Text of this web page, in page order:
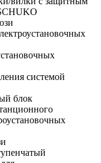
системой
блок